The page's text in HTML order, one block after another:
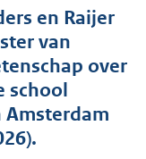
en Raijer
van
over
school
Amsterdam